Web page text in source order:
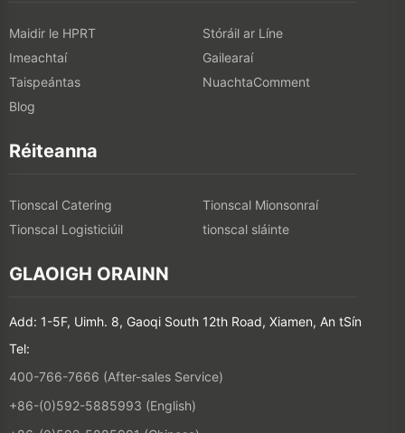
Maidir le HPRT
Stóráil ar Líne
Imeachtaí
Gailearaí
Taispeántas
NuachtaComment
Blog
Réiteanna
Tionscal Catering
Tionscal Mionsonraí
Tionscal Logisticiúil
tionscal sláinte
GLAOIGH ORAINN
Add: 1-5F, Uimh. 8, Gaoqi South 12th Road, Xiamen, An tSín
Tel:
400-766-7666 (After-sales Service)
+86-(0)592-5885993 (English)